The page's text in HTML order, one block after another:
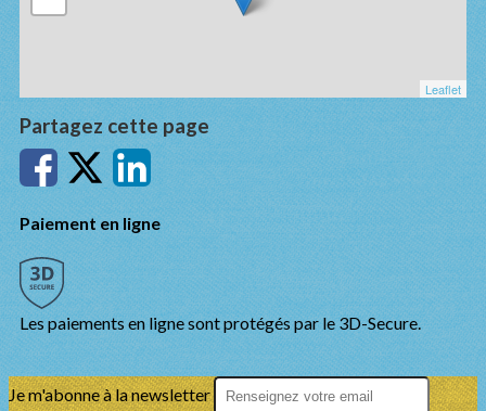
Leaflet
Partagez cette page
Paiement en ligne
Les paiements en ligne sont protégés par le 3D-Secure.
Je m'abonne à la newsletter